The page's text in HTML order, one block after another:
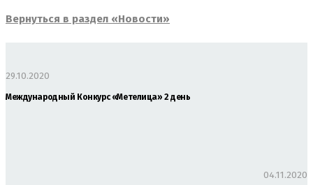
Вернуться в раздел «Новости»
29.10.2020
Международный Конкурс «Метелица» 2 день
04.11.2020